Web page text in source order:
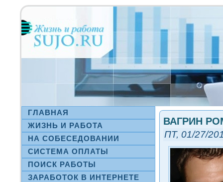
ГЛАВНАЯ
ЖИЗНЬ И РАБОТА
НА СΟБЕСЕДОВАНИИ
СИСТЕМА ОПЛАТЫ
ПОИСК РАБОТЫ
ЗАРАБОТОК В ИНТЕРНЕТЕ
ВАГРИН
ПТ, 01/27/